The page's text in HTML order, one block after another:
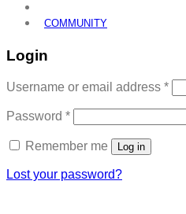
COMMUNITY
Login
Username or email address *
Password *Required
Remember me Log in
Lost your password?